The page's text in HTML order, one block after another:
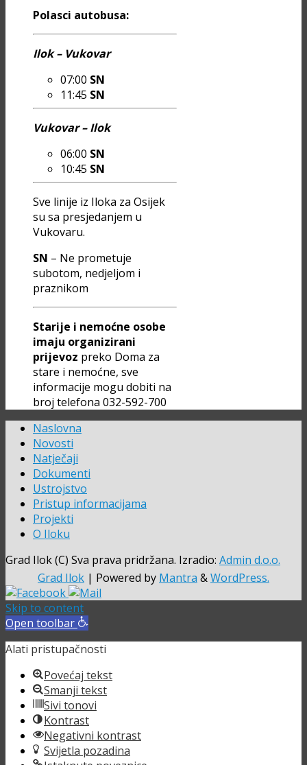
Polasci autobusa:
Ilok – Vukovar
07:00 SN
11:45 SN
Vukovar – Ilok
06:00 SN
10:45 SN
Sve linije iz Iloka za Osijek
su sa presjedanjem u
Vukovaru.
SN – Ne prometuje
subotom, nedjeljom i
praznikom
Starije i nemoćne osobe
imaju organizirani
prijevoz preko Doma za
stare i nemoćne, sve
informacije mogu dobiti na
broj telefona 032-592-700
Naslovna
Novosti
Natječaji
Dokumenti
Ustrojstvo
Pristup informacijama
Projekti
O Iloku
Grad Ilok (C) Sva prava pridržana. Izradio: Admin d.o.o.
Grad Ilok | Powered by Mantra &WordPress.
Skip to content
Open toolbar
Alati pristupačnosti
Povećaj tekst
Smanji tekst
Sivi tonovi
Kontrast
Negativni kontrast
Svijetla pozadina